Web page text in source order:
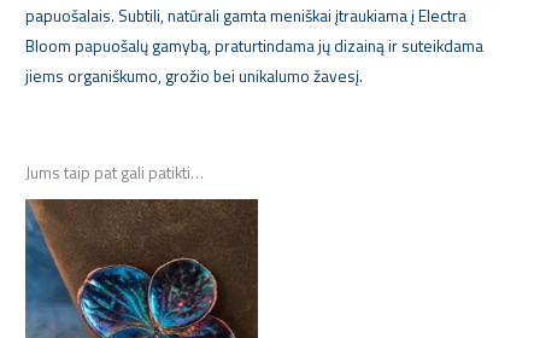
papuošalais. Subtili, natūrali gamta meniškai įtraukiama į Electra
Bloom papuošalų gamybą, praturtindama jų dizainą ir suteikdama
jiems organiškumo, grožio bei unikalumo žavesį.
Jums taip pat gali patikti…